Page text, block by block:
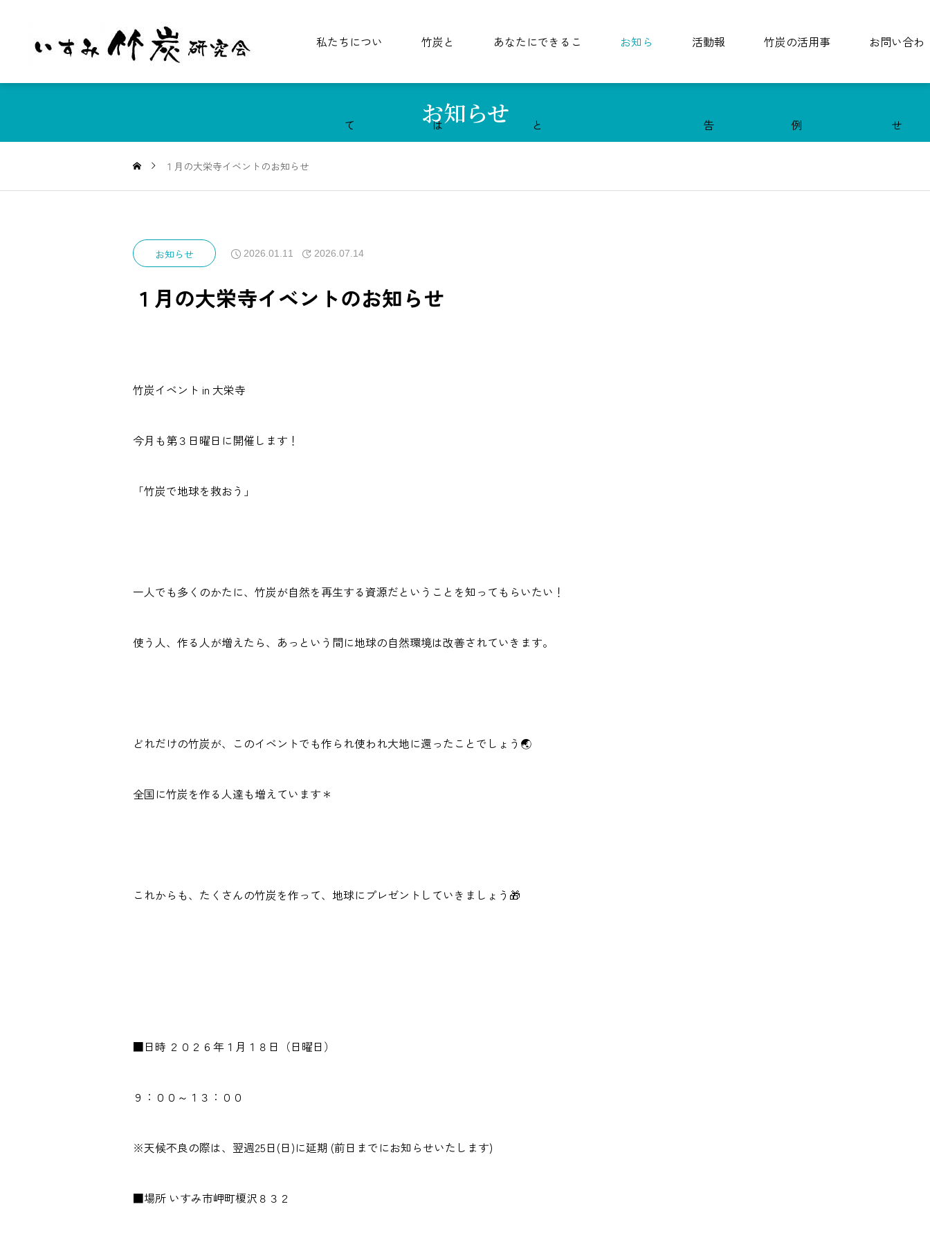
私たちについ
て
竹炭と
は
あなたにできるこ
と
お知ら 活動報
告
竹炭の活用事
例
お問い合わ
せ
お知らせ
１月の大栄寺イベントのお知らせ
お知らせ 2026.01.11 2026.07.14
１月の大栄寺イベントのお知らせ
竹炭イベント in 大栄寺
今月も第３日曜日に開催します！
「竹炭で地球を救おう」
一人でも多くのかたに、竹炭が自然を再生する資源だということを知ってもらいたい！
使う人、作る人が増えたら、あっという間に地球の自然環境は改善されていきます。
どれだけの竹炭が、このイベントでも作られ使われ大地に還ったことでしょう🌏️
全国に竹炭を作る人達も増えています＊
これからも、たくさんの竹炭を作って、地球にプレゼントしていきましょう🎁
■日時 ２０２６年１月１８日（日曜日）
９：００～１３：００
※天候不良の際は、翌週25日(日)に延期 (前日までにお知らせいたします)
■場所 いすみ市岬町榎沢８３２